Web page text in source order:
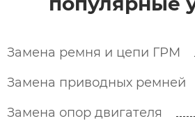
Замена ремня и цепи ГРМ
Замена приводных ремней
Замена опор двигателя